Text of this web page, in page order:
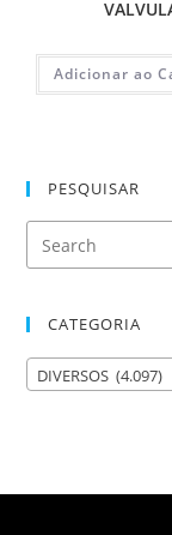
Adicionar ao
PESQUISAR
CATEGORIA
DIVERSOS (4.097)